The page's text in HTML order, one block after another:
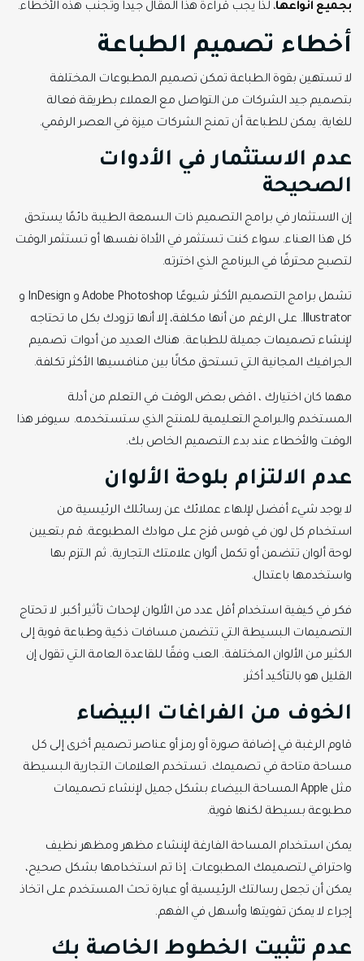
بجميع أنواعها، لذا يجب قراءة هذا المقال جيداً وتجنب هذه الأخطاء.
أخطاء تصميم الطباعة
لا تستهين بقوة الطباعة تمكن تصميم المطبوعات المختلفة
بتصميم جيد الشركات من التواصل مع العملاء بطريقة فعالة
للغاية. يمكن للطباعة أن تمنح الشركات ميزة في العصر الرقمي.
عدم الاستثمار في الأدوات
الصحيحة
إن الاستثمار في برامج التصميم ذات السمعة الطيبة دائمًا يستحق
كل هذا العناء. سواء كنت تستثمر في الأداة نفسها أو تستثمر الوقت
لتصبح محترفًا في البرنامج الذي اخترته.
تشمل برامج التصميم الأكثر شيوعًا Adobe Photoshop و InDesign و
Illustrator. على الرغم من أنها مكلفة، إلا أنها تزودك بكل ما تحتاجه
لإنشاء تصميمات جميلة للطباعة. هناك العديد من أدوات تصميم
الجرافيك المجانية التي تستحق مكانًا بين منافسيها الأكثر تكلفة.
مهما كان اختيارك ، اقض بعض الوقت في التعلم من أدلة
المستخدم والبرامج التعليمية للمنتج الذي ستستخدمه. سيوفر هذا
الوقت والأخطاء عند بدء التصميم الخاص بك.
عدم الالتزام بلوحة الألوان
لا يوجد شيء أفضل لإلهاء عملائك عن رسائلك الرئيسية من
استخدام كل لون في قوس قزح على موادك المطبوعة. قم بتعيين
لوحة ألوان تتضمن أو تكمل ألوان علامتك التجارية. ثم التزم بها
واستخدمها باعتدال.
فكر في كيفية استخدام أقل عدد من الألوان لإحداث تأثير أكبر. لا تحتاج
التصميمات البسيطة التي تتضمن مسافات ذكية وطباعة قوية إلى
الكثير من الألوان المختلفة. العب وفقًا للقاعدة العامة التي تقول إن
القليل هو بالتأكيد أكثر.
الخوف من الفراغات البيضاء
قاوم الرغبة في إضافة صورة أو رمز أو عناصر تصميم أخرى إلى كل
مساحة متاحة في تصميمك. تستخدم العلامات التجارية البسيطة
مثل Apple المساحة البيضاء بشكل جميل لإنشاء تصميمات
مطبوعة بسيطة لكنها قوية.
يمكن استخدام المساحة الفارغة لإنشاء مظهر ومظهر نظيف
واحترافي لتصميمك المطبوعات. إذا تم استخدامها بشكل صحيح،
يمكن أن تجعل رسالتك الرئيسية أو عبارة تحث المستخدم على اتخاذ
إجراء لا يمكن تفويتها وأسهل في الفهم.
عدم تثبيت الخطوط الخاصة بك